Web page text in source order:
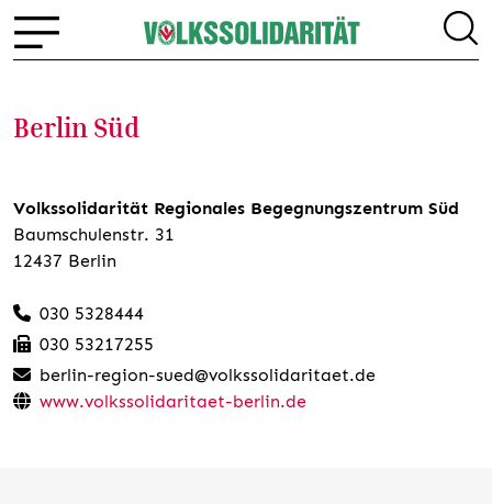
Berlin Süd
Volkssolidarität Regionales Begegnungszentrum Süd
Baumschulenstr. 31
12437 Berlin
030 5328444
030 53217255
berlin-region-sued@volkssolidaritaet.de
www.volkssolidaritaet-berlin.de